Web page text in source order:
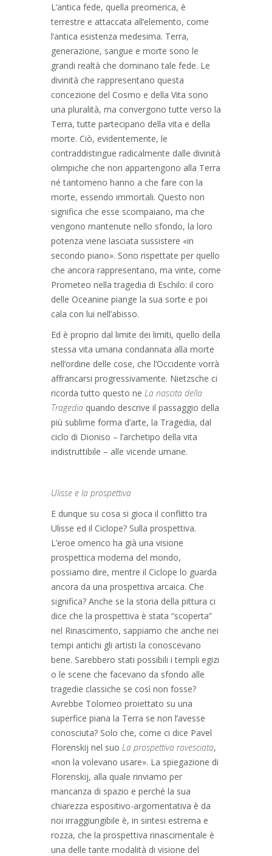
L’antica fede, quella preomerica, è
terrestre e attaccata all’elemento, come
l’antica esistenza medesima. Terra,
generazione, sangue e morte sono le
grandi realtà che dominano tale fede. Le
divinità che rappresentano questa
concezione del Cosmo e della Vita sono
una pluralità, ma convergono tutte verso la
Terra, tutte partecipano della vita e della
morte. Ciò, evidentemente, le
contraddistingue radicalmente dalle divinità
olimpiche che non appartengono alla Terra
né tantomeno hanno a che fare con la
morte, essendo immortali. Questo non
significa che esse scompaiano, ma che
vengono mantenute nello sfondo, la loro
potenza viene lasciata sussistere «in
secondo piano». Sono rispettate per quello
che ancora rappresentano, ma vinte, come
Prometeo nella tragedia di Eschilo: il coro
delle Oceanine piange la sua sorte e poi
cala con lui nell’abisso.
Ed è proprio dal limite dei limiti, quello della
stessa vita umana condannata alla morte
nell’ordine delle cose, che l’Occidente vorrà
affrancarsi progressivamente. Nietzsche ci
ricorda tutto questo ne La nascita della
Tragedia quando descrive il passaggio della
più sublime forma d’arte, la Tragedia, dal
ciclo di Dioniso – l’archetipo della vita
indistruttibile – alle vicende umane.
Ulisse e la prospettiva
E dunque su cosa si gioca il conflitto tra
Ulisse ed il Ciclope? Sulla prospettiva.
L’eroe omerico ha già una visione
prospettica moderna del mondo,
possiamo dire, mentre il Ciclope lo guarda
ancora da una prospettiva arcaica. Che
significa? Anche se la storia della pittura ci
dice che la prospettiva è stata “scoperta”
nel Rinascimento, sappiamo che anche nei
tempi antichi gli artisti la conoscevano
bene. Sarebbero stati possibili i templi egizi
o le scene che facevano da sfondo alle
tragedie classiche se così non fosse?
Avrebbe Tolomeo proiettato su una
superfice piana la Terra se non l’avesse
conosciuta? Solo che, come ci dice Pavel
Florenskij nel suo La prospettiva rovesciata,
«non la volevano usare». La spiegazione di
Florenskij, alla quale rinviamo per
mancanza di spazio e perché la sua
chiarezza espositivo-argomentativa è da
noi irraggiungibile è, in sintesi estrema e
rozza, che la prospettiva rinascimentale è
una delle tante modalità di visione del